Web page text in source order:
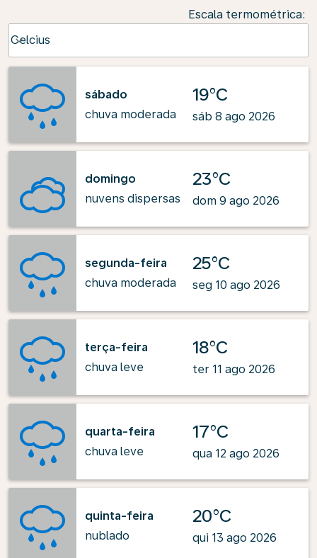
Escala termométrica:
Celcius
keyboard_arrow_down
sábado
chuva moderada
19°C
sáb 8 ago 2026
domingo
nuvens dispersas
23°C
dom 9 ago 2026
segunda-feira
chuva moderada
25°C
seg 10 ago 2026
terça-feira
chuva leve
18°C
ter 11 ago 2026
quarta-feira
chuva leve
17°C
qua 12 ago 2026
quinta-feira
nublado
20°C
qui 13 ago 2026